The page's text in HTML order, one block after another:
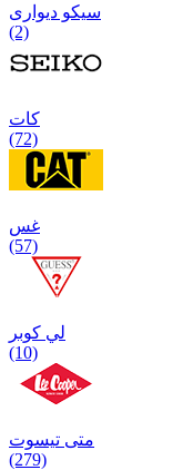
سیکو دیواری
(2)
كات
(72)
غس
(57)
لي كوبر
(10)
متی تیسوت
(279)